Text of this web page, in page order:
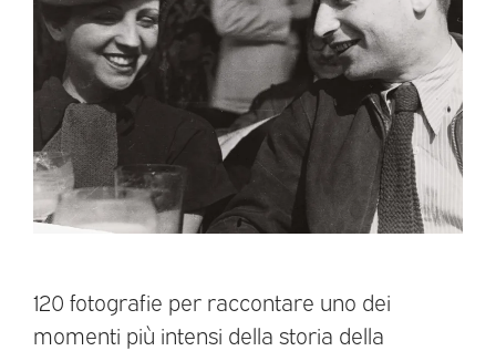
120 fotografie per raccontare uno dei
momenti più intensi della storia della